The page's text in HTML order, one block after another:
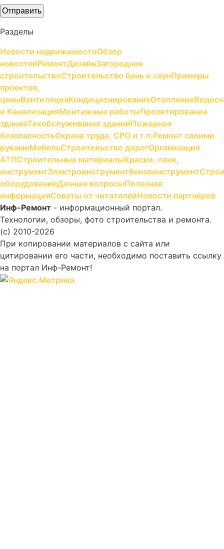
Разделы
Новости недвижимостиОбзор
новостейРемонтДизайнЗагородное
строительствоСтроительство бань и саунПримеры
проектов,
ценыВентиляцияКондиционированиеОтопление
и КанализацияМонтажные работыПроектирование
зданийТехобслуживание зданийПожарная
безопасностьОхрана труда, СРО и т.п.Ремонт своими
рукамиМебельСтроительство дорогОрганизация
АТПСтроительные материалыКраски, лаки,
инструментЭлектроинструментБензоинструмент
оборудованиеДачные вопросыПолезная
информацияСоветы от читателейНовости партнёров
Инф-Ремонт - информационный портал.
Технологии, обзоры, фото строительства и ремонта.
(c) 2010-2026
При копировании материалов с сайта или
цитировании его части, необходимо поставить ссылку
на портал Инф-Ремонт!